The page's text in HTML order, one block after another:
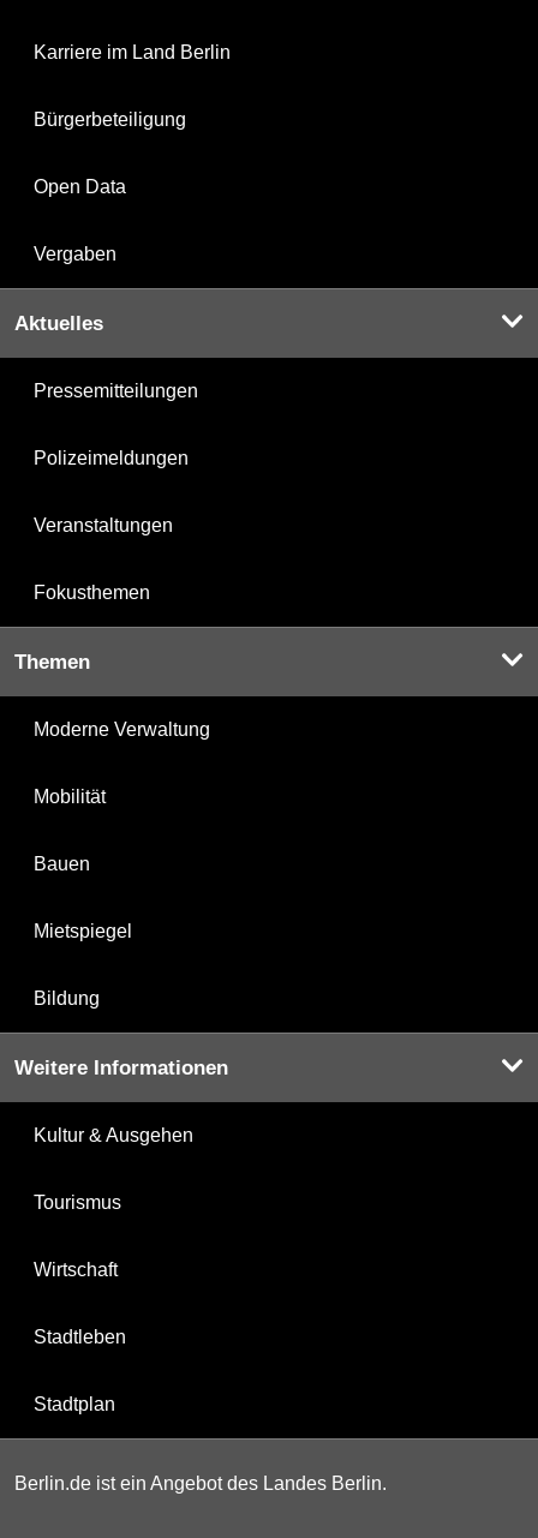
Karriere im Land Berlin
Bürgerbeteiligung
Open Data
Vergaben
Aktuelles
Pressemitteilungen
Polizeimeldungen
Veranstaltungen
Fokusthemen
Themen
Moderne Verwaltung
Mobilität
Bauen
Mietspiegel
Bildung
Weitere Informationen
Kultur & Ausgehen
Tourismus
Wirtschaft
Stadtleben
Stadtplan
Berlin.de ist ein Angebot des Landes Berlin.